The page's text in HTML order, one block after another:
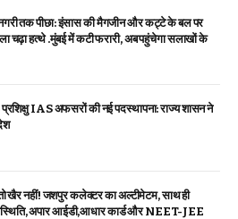
तक पीछा: इंसास की मैगजीन और कट्टे के बल पर
चढ़ा हत्थे .मुंबई में कटी फरारी, अब पहुंचेगा सलाखों के
IAS अफसरों की नई पदस्थापना: राज्य शासन ने
खैर नहीं! जशपुर कलेक्टर का अल्टीमेटम, साथ ही
अपार आईडी,आधार कार्ड और NEET-JEE